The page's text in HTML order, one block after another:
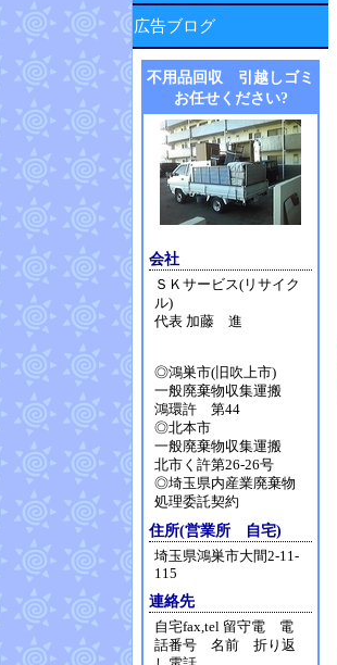
広告ブログ
不用品回収 引越しゴミ
お任せください?
会社
ＳＫサービス(リサイク
ル)
代表 加藤 進
◎鴻巣市(旧吹上市)
一般廃棄物収集運搬
鴻環許 第44
◎北本市
一般廃棄物収集運搬
北市く許第26-26号
◎埼玉県内産業廃棄物
処理委託契約
住所(営業所 自宅)
埼玉県鴻巣市大間2-11-
115
連絡先
自宅fax,tel 留守電 電
話番号 名前 折り返